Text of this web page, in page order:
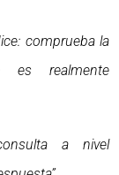
comprueba la
es realmente
a nivel